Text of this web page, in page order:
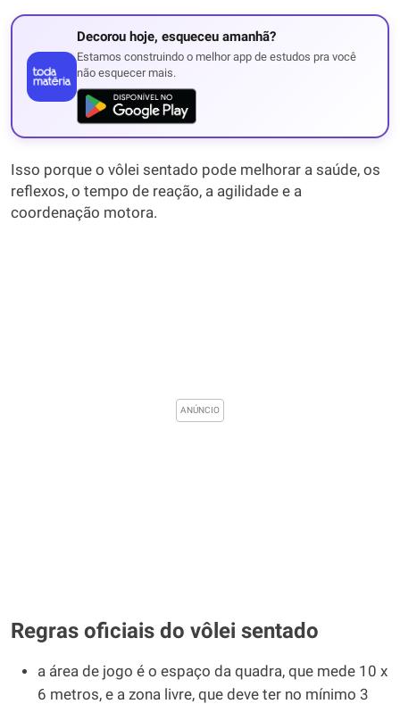
Decorou hoje, esqueceu amanhã?
Estamos construindo o melhor app de estudos pra você
não esquecer mais.
Isso porque o vôlei sentado pode melhorar a saúde, os
reflexos, o tempo de reação, a agilidade e a
coordenação motora.
Regras oficiais do vôlei sentado
a área de jogo é o espaço da quadra, que mede 10 x
6 metros, e a zona livre, que deve ter no mínimo 3